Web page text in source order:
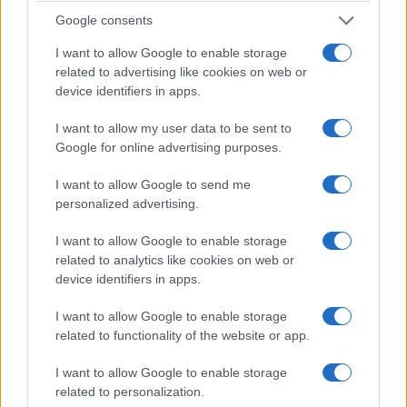
Google consents
I want to allow Google to enable storage
related to advertising like cookies on web or
device identifiers in apps.
I want to allow my user data to be sent to
Google for online advertising purposes.
I want to allow Google to send me
personalized advertising.
I want to allow Google to enable storage
related to analytics like cookies on web or
device identifiers in apps.
I want to allow Google to enable storage
related to functionality of the website or app.
I want to allow Google to enable storage
related to personalization.
l’Alguer
, un rito antico che unisce
festa, si possono ammirare le processioni e i
riti tradizionali che si svolgono nelle strade
del centro storico. Uno dei momenti più
suggestivi è il “Desclavament”, la
deposizione del Cristo dalla Croce, che si
A Castelsardo, si tiene il “Lunissanti”, una
processione dei misteri che si svolge alla luce
delle fiaccole fino all’Abbazia di S. Maria a
Tergu. Durante la processione, i partecipanti
indossano abiti bianchi e cappucci conici, e si
possono ascoltare i canti funebri sardi
Anche a Iglesias si celebrano